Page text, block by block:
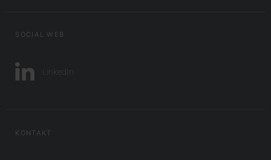
SOCIAL WEB
LinkedIn
KONTAKT